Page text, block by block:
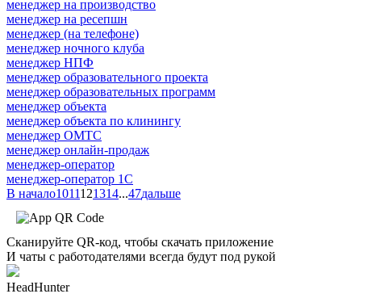
менеджер на производство
менеджер на ресепшн
менеджер (на телефоне)
менеджер ночного клуба
менеджер НПФ
менеджер образовательного проекта
менеджер образовательных программ
менеджер объекта
менеджер объекта по клинингу
менеджер ОМТС
менеджер онлайн-продаж
менеджер-оператор
менеджер-оператор 1С
В начало1011121314...47дальше
Сканируйте QR-код, чтобы скачать приложение
И чаты с работодателями всегда будут под рукой
HeadHunter